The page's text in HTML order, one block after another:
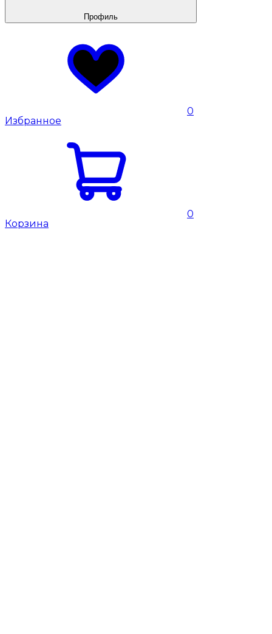
Профиль
0
Избранное
0
Корзина